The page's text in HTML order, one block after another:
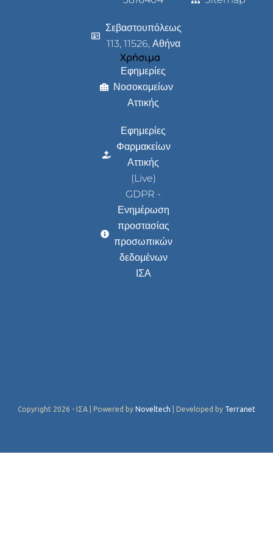
Σεβαστουπόλεως
113, 11526, Αθήνα
Χρήσιμα
Εφημερίες
Νοσοκομείων
Αττικής
Εφημερίες
Φαρμακείων
Αττικής
(Live)
GDPR -
Ενημέρωση
προστασίας
προσωπικών
δεδομένων
ΙΣΑ
Copyright 2026 - ΙΣΑ | Powered by Noveltech | Developed by Terranet